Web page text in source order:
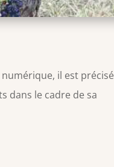
il est précisé
dans le cadre de sa